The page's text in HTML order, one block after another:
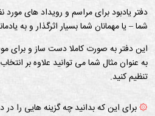
دفتر یادبود برای مراسم و رویداد های
شما – یا مهمانان شما بسیار اثرگذار و به
این دفتر به صورت کاملا دست ساز و برای
به عنوان مثال شما می توانید علاوه بر
تنظیم کنید.
۞برای این که بدانید چه گزینه هایی را